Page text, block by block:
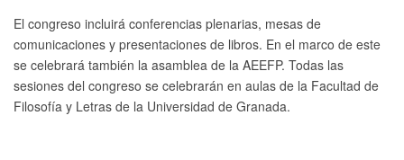
El congreso incluirá conferencias plenarias, mesas de
comunicaciones y presentaciones de libros. En el marco de este
se celebrará también la asamblea de la AEEFP. Todas las
sesiones del congreso se celebrarán en aulas de la Facultad de
Filosofía y Letras de la Universidad de Granada.